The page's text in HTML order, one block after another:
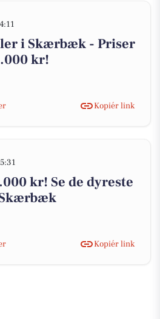
i Skærbæk - Priser
kr!
Kopiér link
kr! Se de dyreste
Kopiér link